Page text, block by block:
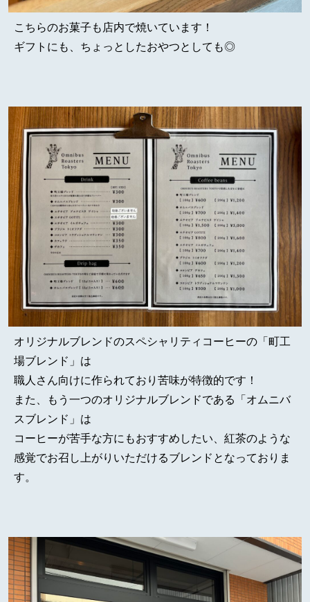
こちらのお菓子も店内で焼いています！
ギフトにも、ちょっとしたおやつとしても◎
オリジナルブレンドのスペシャリティコーヒーの「町工
場ブレンド」は
職人さん向けに作られており苦味が特徴的です！
また、もう一つのオリジナルブレンドである「オムニバ
スブレンド」は
コーヒーが苦手な方にもおすすめしたい、紅茶のような
感覚でお召し上がりいただけるブレンドとなっておりま
す。